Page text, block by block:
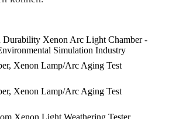
Durability Xenon Arc Light Chamber -
Simulation Industry
Xenon Lamp/Arc Aging Test
Xenon Lamp/Arc Aging Test
Xenon Light Weathering Tester,